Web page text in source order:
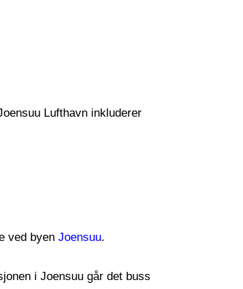
Lufthavn inkluderer
ved byen Joensuu.
i Joensuu går det buss